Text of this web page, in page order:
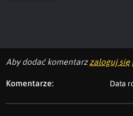
Aby dodać komentarzzaloguj się
Komentarze: Data